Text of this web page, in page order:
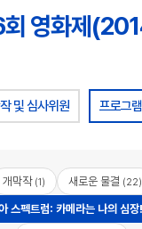
영화제
및 심사위원 프로그램
개막작(1) 새로운 물결 (22)
스펙트럼: 카메라는 나의 심